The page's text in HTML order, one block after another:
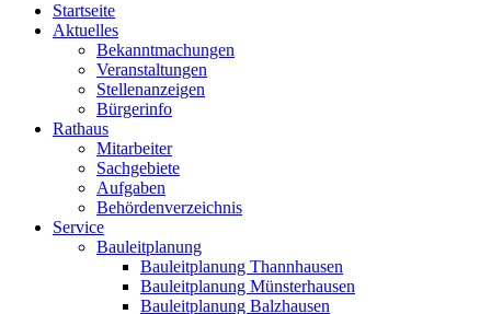
Startseite
Aktuelles
Bekanntmachungen
Veranstaltungen
Stellenanzeigen
Bürgerinfo
Rathaus
Mitarbeiter
Sachgebiete
Aufgaben
Behördenverzeichnis
Service
Bauleitplanung
Bauleitplanung Thannhausen
Bauleitplanung Münsterhausen
Bauleitplanung Balzhausen